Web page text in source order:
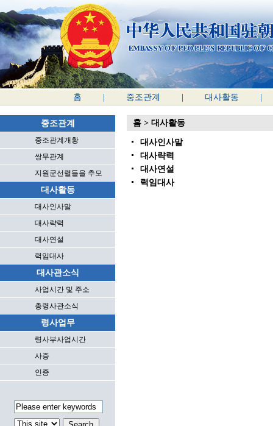
홈 중조관계 대사활동
중조관계
중조관계개황
쌍무관계
지원군선렬들을 추모
대사활동
대사인사말
대사략력
대사연설
력임대사
대사관소식
사업시간 및 주소
총령사관소식
령사업무
령사부사업시간
사증
인증
홈> 대사활동
대사인사말
대사략력
대사연설
력임대사